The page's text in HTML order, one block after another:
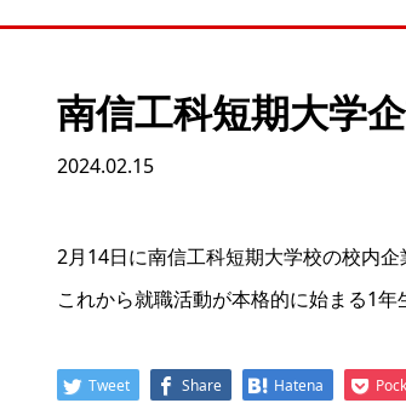
南信工科短期大学
2024.02.15
2月14日に南信工科短期大学校の校内企
これから就職活動が本格的に始まる1
Tweet Share Hatena